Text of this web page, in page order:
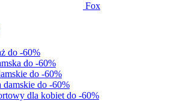
Fox
do -60%
do -60%
do -60%
damskie do -60%
dla kobiet do -60%